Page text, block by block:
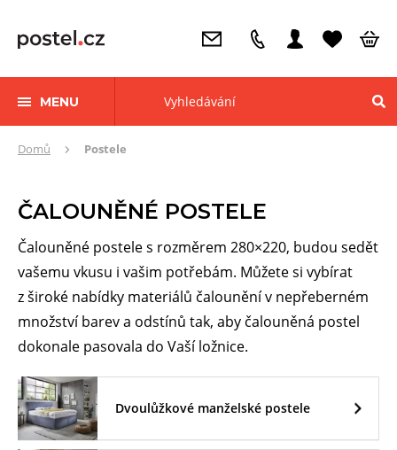
MENU
ZdeDomů Postele
ČALOUNĚNÉ POSTELE
Čalouněné postele s rozměrem 280×220, budou sedět
vašemu vkusu i vašim potřebám. Můžete si vybírat
z široké nabídky materiálů čalounění v nepřeberném
množství barev a odstínů tak, aby čalouněná postel
dokonale pasovala do Vaší ložnice.
Dvoulůžkové manželské postele